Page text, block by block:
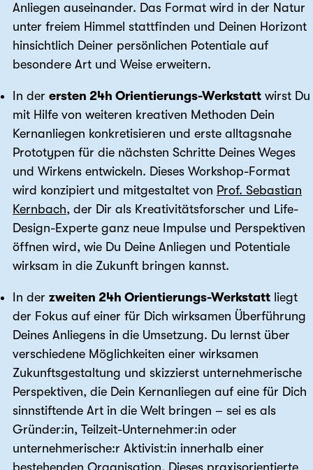
Anliegen auseinander. Das Format wird in der Natur
unter freiem Himmel stattfinden und Deinen Horizont
hinsichtlich Deiner persönlichen Potentiale auf
besondere Art und Weise erweitern.
In der ersten 24h Orientierungs-Werkstatt wirst Du
mit Hilfe von weiteren kreativen Methoden Dein
Kernanliegen konkretisieren und erste alltagsnahe
Prototypen für die nächsten Schritte Deines Weges
und Wirkens entwickeln. Dieses Workshop-Format
wird konzipiert und mitgestaltet von Prof. Sebastian
Kernbach, der Dir als Kreativitätsforscher und Life-
Design-Experte ganz neue Impulse und Perspektiven
öffnen wird, wie Du Deine Anliegen und Potentiale
wirksam in die Zukunft bringen kannst.
In der zweiten 24h Orientierungs-Werkstatt liegt
der Fokus auf einer für Dich wirksamen Überführung
Deines Anliegens in die Umsetzung. Du lernst über
verschiedene Möglichkeiten einer wirksamen
Zukunftsgestaltung und skizzierst unternehmerische
Perspektiven, die Dein Kernanliegen auf eine für Dich
sinnstiftende Art in die Welt bringen – sei es als
Gründer:in, Teilzeit-Unternehmer:in oder
unternehmerische:r Aktivist:in innerhalb einer